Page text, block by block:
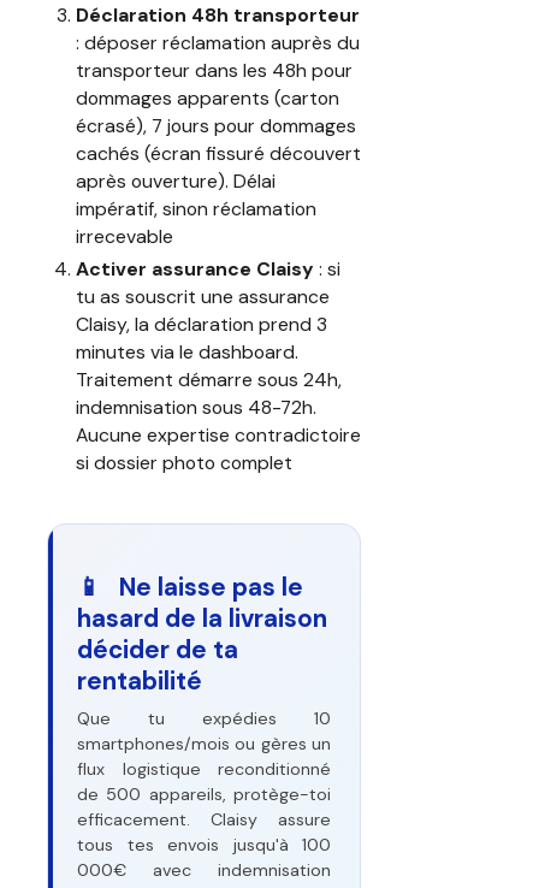
Déclaration 48h transporteur
: déposer réclamation auprès du
transporteur dans les 48h pour
dommages apparents (carton
écrasé), 7 jours pour dommages
cachés (écran fissuré découvert
après ouverture). Délai
impératif, sinon réclamation
irrecevable
Activer assurance Claisy : si
tu as souscrit une assurance
Claisy, la déclaration prend 3
minutes via le dashboard.
Traitement démarre sous 24h,
indemnisation sous 48-72h.
Aucune expertise contradictoire
si dossier photo complet
📱 Ne laisse pas le
hasard de la livraison
décider de ta
rentabilité
Que tu expédies 10
smartphones/mois ou gères un
flux logistique reconditionné
de 500 appareils, protège-toi
efficacement. Claisy assure
tous tes envois jusqu'à 100
000€ avec indemnisation